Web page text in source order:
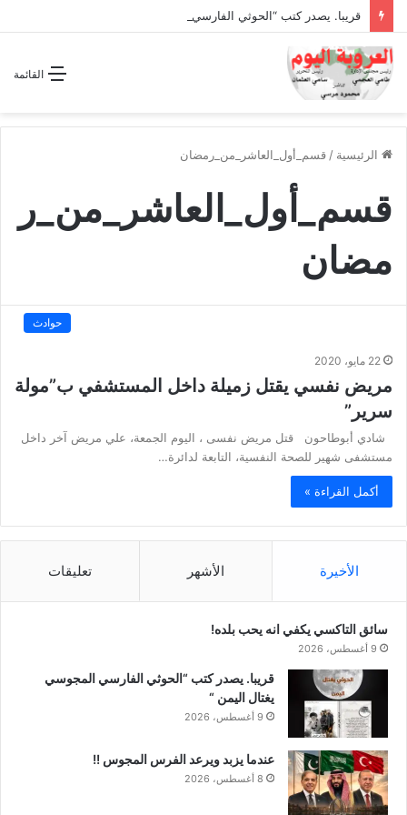
قريبا. يصدر كتب “الحوثي الفارسي المجوسي يغتال اليمن “
القائمة
الرئيسية / قسم_أول_العاشر_من_رمضان
قسم_أول_العاشر_من_ر
مضان
حوادث
22 مايو، 2020
مريض نفسي يقتل زميلة داخل المستشفي ب”مولة
سرير”
شادي أبوطاحون قتل مريض نفسى ، اليوم الجمعة، علي مريض آخر داخل
مستشفى شهير للصحة النفسية، التابعة لدائرة…
أكمل القراءة »
الأخيرة الأشهر تعليقات
سائق التاكسي يكفي انه يحب بلده!
9 أغسطس، 2026
قريبا. يصدر كتب “الحوثي الفارسي المجوسي
يغتال اليمن “
9 أغسطس، 2026
عندما يزبد ويرعد الفرس المجوس !!
8 أغسطس، 2026